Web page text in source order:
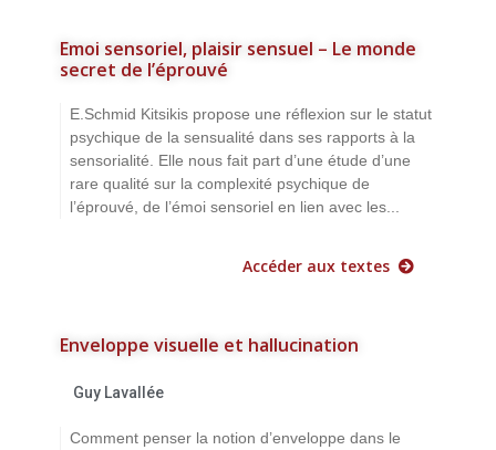
Emoi sensoriel, plaisir sensuel – Le monde
secret de l’éprouvé
E.Schmid Kitsikis propose une réflexion sur le statut
psychique de la sensualité dans ses rapports à la
sensorialité. Elle nous fait part d’une étude d’une
rare qualité sur la complexité psychique de
l’éprouvé, de l’émoi sensoriel en lien avec les...
Accéder aux textes
Enveloppe visuelle et hallucination
Guy Lavallée
Comment penser la notion d’enveloppe dans le